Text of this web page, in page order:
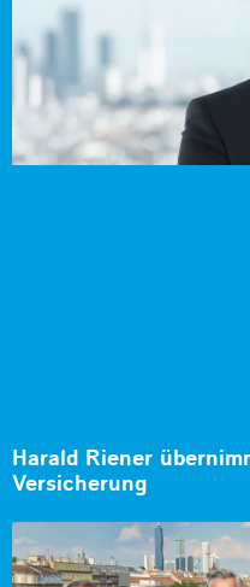
Harald Riener
Versicherung